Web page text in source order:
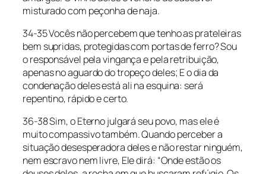
misturado com peçonha de naja.
34-35 Vocês não percebem que tenho as prateleiras
bem supridas, protegidas com portas de ferro? Sou
o responsável pela vingança e pela retribuição,
apenas no aguardo do tropeço deles; E o dia da
condenação deles está ali na esquina: será
repentino, rápido e certo.
36-38 Sim, o Eterno julgará seu povo, mas ele é
muito compassivo também. Quando perceber a
situação desesperadora deles e não restar ninguém,
nem escravo nem livre, Ele dirá: “Onde estão os